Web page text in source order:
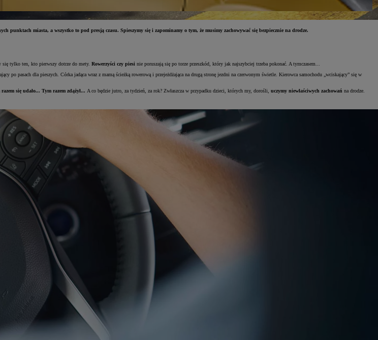
punktach miasta, a wszystko to pod presją czasu. Spieszymy się i zapominamy o tym, że musimy zachowywać się bezpiecznie na drodze.
tylko ten, kto pierwszy dotrze do mety. Rowerzyści czy piesi nie poruszają się po torze przeszkód, który jak najszybciej trzeba pokonać. A tymczasem...
po pasach dla pieszych. Córka jadąca wraz z mamą ścieżką rowerową i przejeżdżająca na drugą stronę jezdni na czerwonym świetle. Kierowca samochodu „wciskający” się w
się udało... Tym razem zdążył... A co będzie jutro, za tydzień, za rok? Zwłaszcza w przypadku dzieci, których my, dorośli, uczymy niewłaściwych zachowań na drodze.